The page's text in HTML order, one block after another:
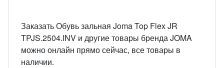
Заказать Обувь зальная Joma Top Flex JR
TPJS.2504.INV и другие товары бренда JOMA
можно онлайн прямо сейчас, все товары в
наличии.